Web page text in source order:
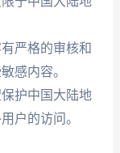
严格的审核和
感内容。
护中国大陆地
户的访问。